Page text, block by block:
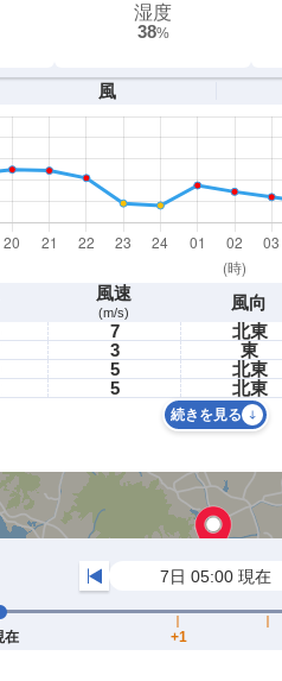
湿度
38%
風
風速
(m/s) 風向
7 北東
3 東
5 北東
5 北東
続きを見る